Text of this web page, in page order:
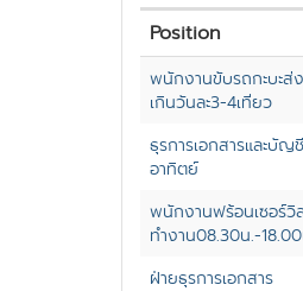
Position
พนักงานขับรถกะบะส่
เกินวันละ3-4เที่ยว
ธุรการเอกสารและบั
อาทิตย์
พนักงานฟร้อนเซอร์
ทำงาน08.30น.-
ฝ่ายธุรการเอกสาร